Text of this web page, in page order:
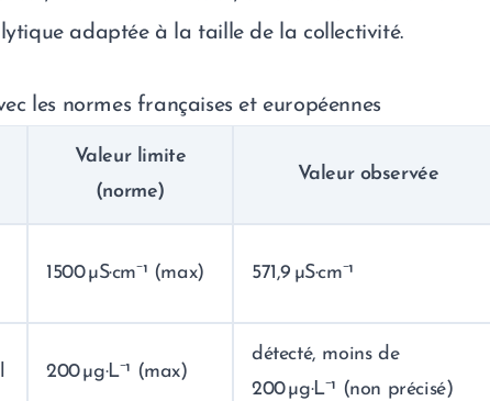
adaptée à la taille de la collectivité.
les normes françaises et européennes
Valeur limite
(norme)
Valeur observée
1500 µS·cm⁻¹ (max) 571,9 µS·cm⁻¹
200 µg·L⁻¹ (max)
détecté, moins de
200 µg·L⁻¹ (non précisé)